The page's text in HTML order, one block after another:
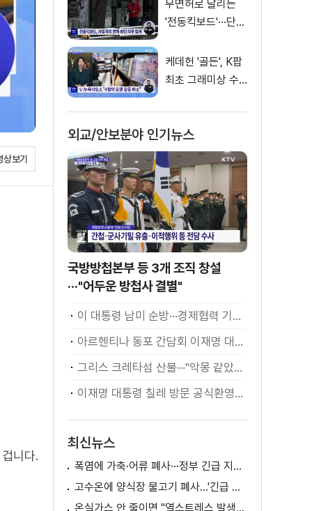
보기
니다.
무면허로 달리는
'전동킥보드'···단속
케데헌 '골든', K팝
최초 그래미상 수
외교/안보분야 인기뉴스
국방방첩본부 등 3개 조직 창설
···"어두운 방첩사 결별"
이 대통령 남미 순방···경제협력 기대 성과는?
아르헨티나 동포 간담회 이재명 대통령 모두발언
그리스 크레타섬 산불···"악몽 같았다" [월드 투데이]
이재명 대통령 칠레 방문 공식환영식
최신뉴스
폭염에 가축·어류 폐사···정부 긴급 지원책 마련
고수온에 양식장 물고기 폐사...'긴급 방류' 지원
온실가스 안 줄이면 "열스트레스 발생일 29배 증가"